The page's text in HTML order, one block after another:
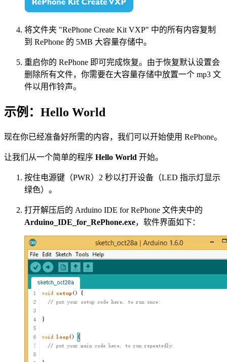
将文件夹 "RePhone Create Kit VXP" 中的所有内容复制
到 RePhone 的 5MB 大容量存储中。
重启你的 RePhone 即可完成恢复。由于恢复默认设置会
删除所有文件，你需要在大容量存储中放置一个 mp3 文
件以用作铃声。
示例：Hello World
现在你已经准备好所需的内容，我们可以开始使用 RePhone。
让我们从一个简单的程序 Hello World 开始。
按住电源键（PWR）2 秒以打开设备（LED 指示灯显示
绿色）。
打开解压后的 Arduino IDE for RePhone 文件夹中的
Arduino_IDE_for_RePhone.exe，软件界面如下：